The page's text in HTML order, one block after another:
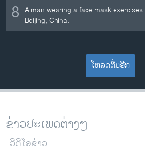
8 A man wearing a face mask
Beijing, China.
ໂຫລດຕື່ມອີກ
ຂ່າວປະເພດຕ່າງໆ
ວີດີໂອຂ່າວ